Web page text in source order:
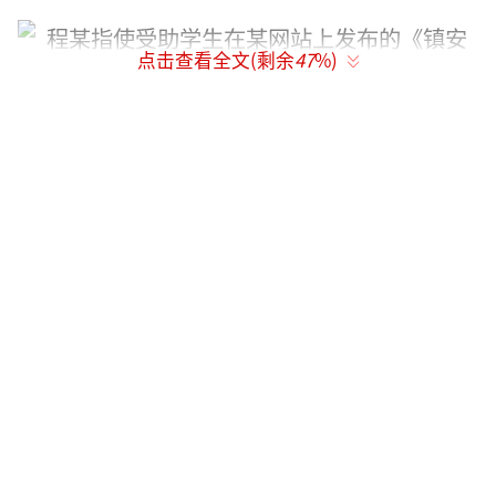
点击查看全文(剩余47%)